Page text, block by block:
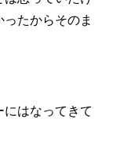
たからそのま
はなってきて